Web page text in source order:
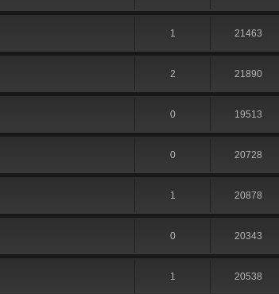
1 21463
2 21890
0 19513
0 20728
1 20878
0 20343
1 20538